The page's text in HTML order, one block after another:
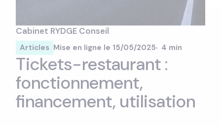
Cabinet RYDGE Conseil
Articles Mise en ligne le 15/05/2025 4 min
Tickets-restaurant :
fonctionnement,
financement, utilisation